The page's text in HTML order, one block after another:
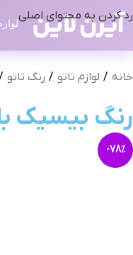
رد کردن به محتوای اصلی
خانه / لوازم تاتو / رنگ تاتو
رنگ بیسیک
-78%